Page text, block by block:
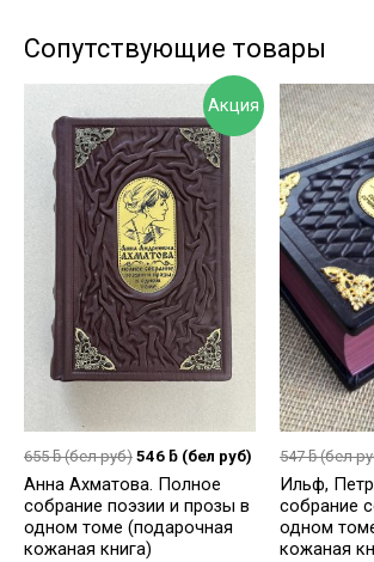
Сопутствующие товары
Акция
655ƃ(бел руб) 546 ƃ (бел руб)
Анна Ахматова. Полное
собрание поэзии и прозы в
одном томе (подарочная
кожаная книга)
547ƃ(бел
Ильф,
собрание
одном
кожаная